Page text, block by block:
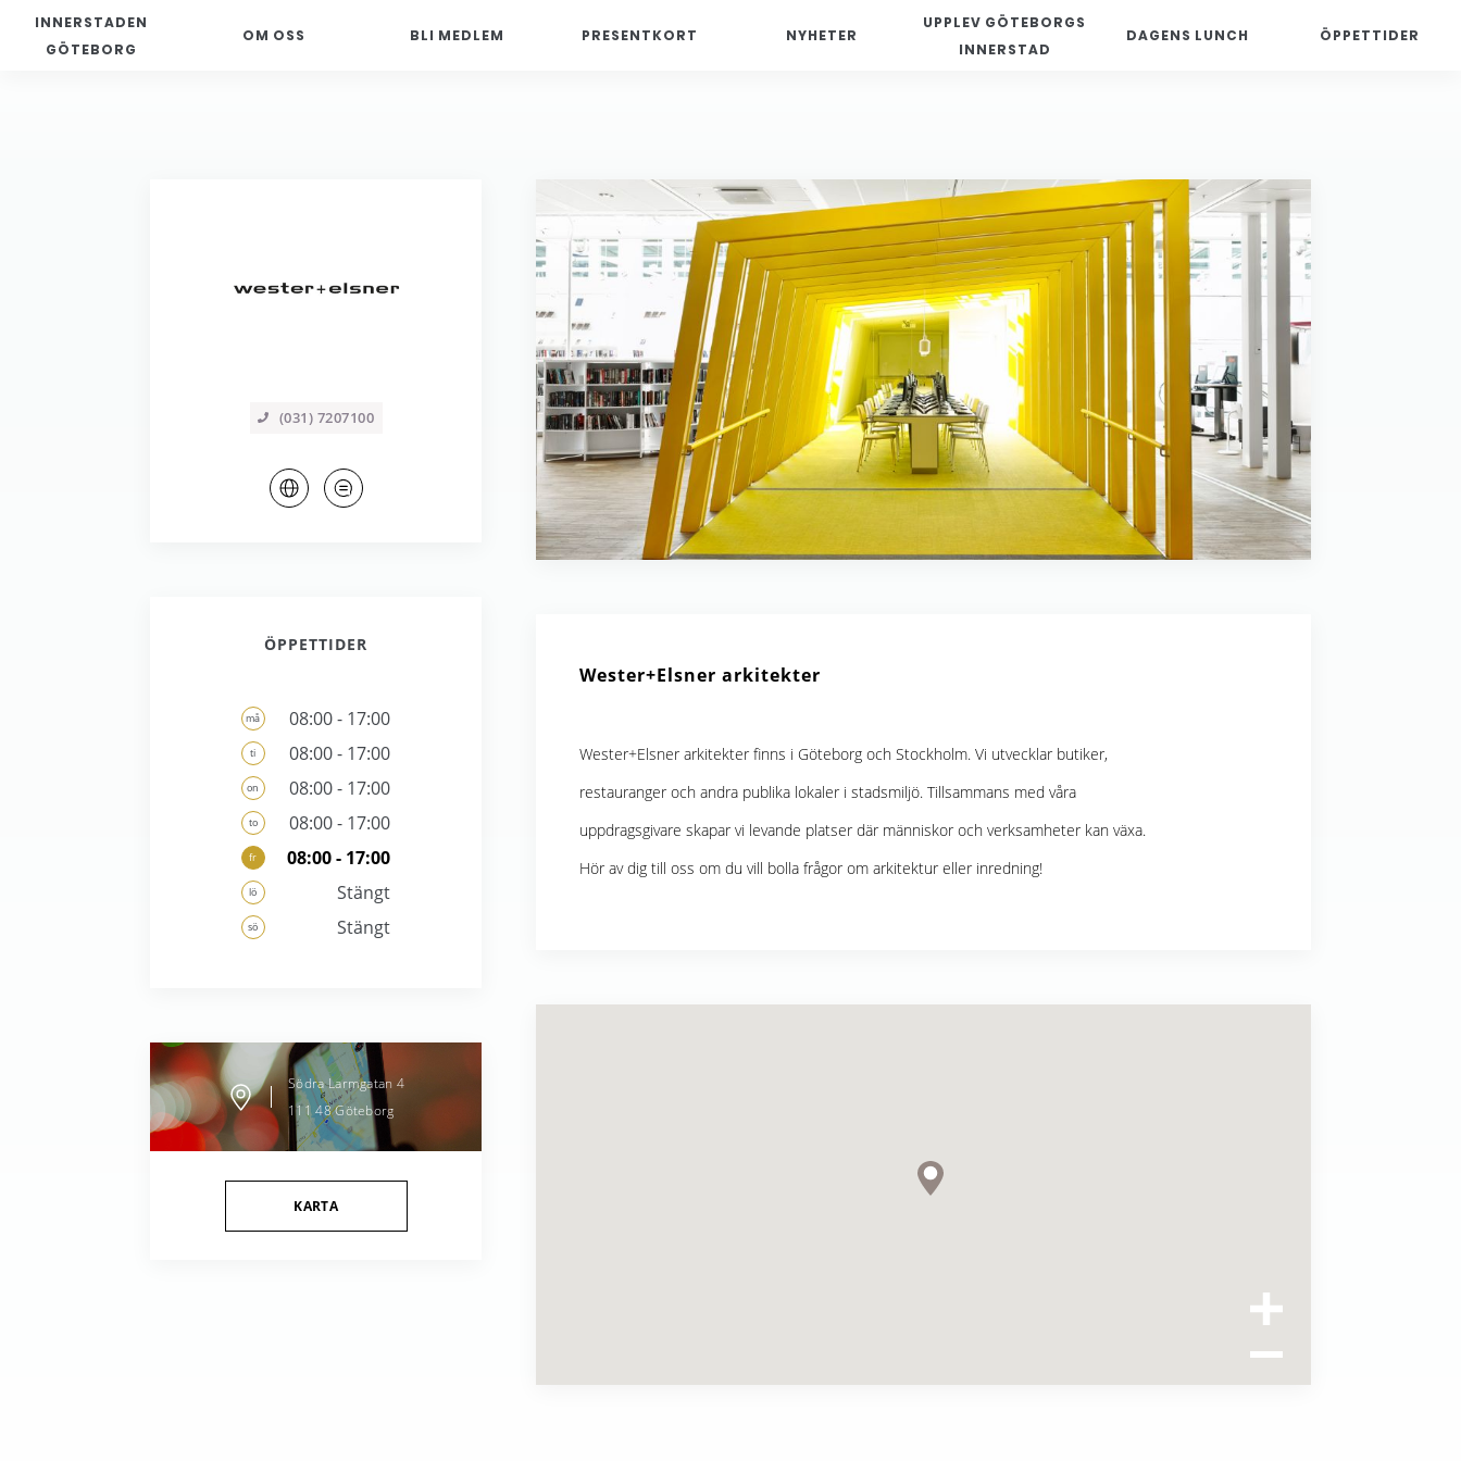
INNERSTADEN
GÖTEBORG
OM OSS BLI MEDLEM PRESENTKORT NYHETER
UPPLEV GÖTEBORGS
INNERSTAD
DAGENS LUNCH ÖPPETTIDER
(031) 7207100
ÖPPETTIDER
må 08:00 - 17:00
ti 08:00 - 17:00
on 08:00 - 17:00
to 08:00 - 17:00
fr 08:00 - 17:00
lö Stängt
sö Stängt
Södra Larmgatan 4
111 48Göteborg
KARTA
Wester+Elsner arkitekter
Wester+Elsner arkitekter finns i Göteborg och Stockholm. Vi utvecklar butiker,
restauranger och andra publika lokaler i stadsmiljö. Tillsammans med våra
uppdragsgivare skapar vi levande platser där människor och verksamheter kan växa.
Hör av dig till oss om du vill bolla frågor om arkitektur eller inredning!